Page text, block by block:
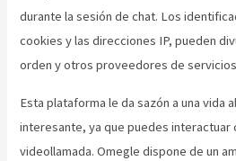
durante la sesión de chat. Los
cookies y las direcciones IP, pueden
orden y otros proveedores de
Esta plataforma le da sazón a una vida
interesante, ya que puedes interactuar
videollamada. Omegle dispone de un